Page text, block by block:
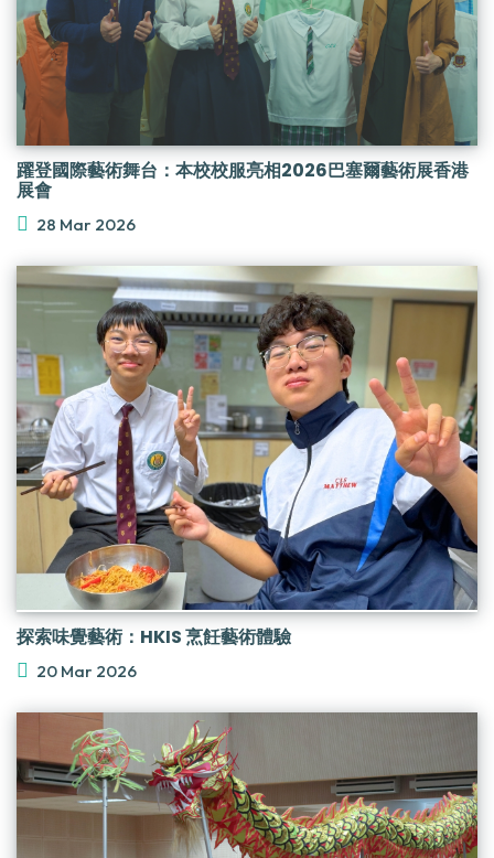
躍登國際藝術舞台：本校校服亮相2026巴塞爾藝術展香港
展會
28 Mar 2026
探索味覺藝術：HKIS 烹飪藝術體驗
20 Mar 2026